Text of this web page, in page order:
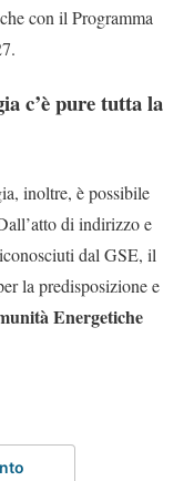
con il Programma
c’è pure tutta la
inoltre, è possibile
di indirizzo e
dal GSE, il
la predisposizione e
Energetiche